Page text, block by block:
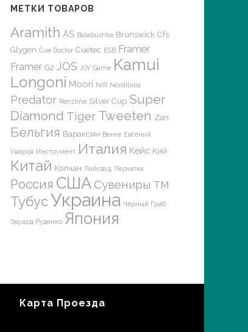
МЕТКИ ТОВАРОВ
Aramith AS Balabushka Brunswick Cfs
Glygen Cue Doctor Cuetec ESB Framer
Framer G2 JOS JOY Game Kamui
Longoni Moori NIR Norditalia
Predator Renzline Silver Cup Super
Diamond Tiger Tweeten Zan
Бельгия Вараксин Венге Евгений
Уваров Инструмент Италия Кейс Кий
Китай Колчан Лайсвуд Перчатка
Россия США Сувениры ТМ
ТубусУкраина Чёрный Граб
Эдуард Руденко Япония
Карта Проезда